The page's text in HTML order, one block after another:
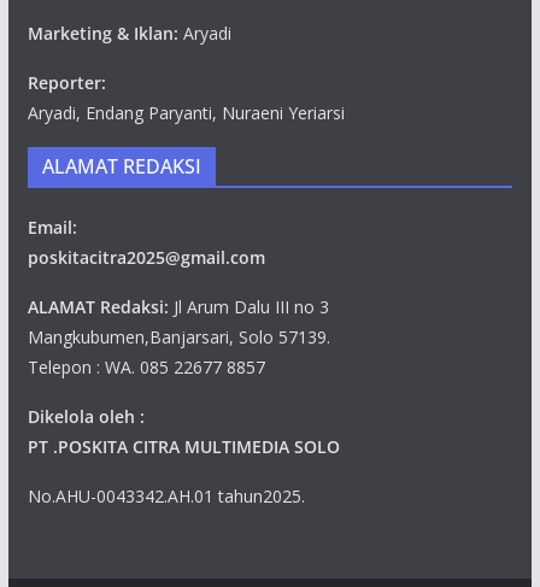
Marketing & Iklan: Aryadi
Reporter:
Aryadi, Endang Paryanti, Nuraeni Yeriarsi
ALAMAT REDAKSI
Email:
poskitacitra2025@gmail.com
ALAMAT Redaksi: Jl Arum Dalu III no 3
Mangkubumen,Banjarsari, Solo 57139.
Telepon : WA. 085 22677 8857
Dikelola oleh :
PT .POSKITA CITRA MULTIMEDIA SOLO
No.AHU-0043342.AH.01 tahun2025.